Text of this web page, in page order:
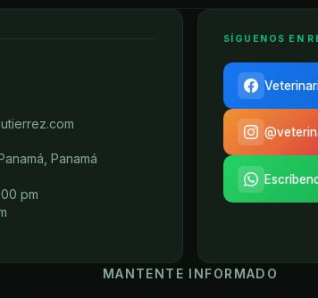
Panamá
pm
SÍGUENOS EN
MANTENTE INFORMADO